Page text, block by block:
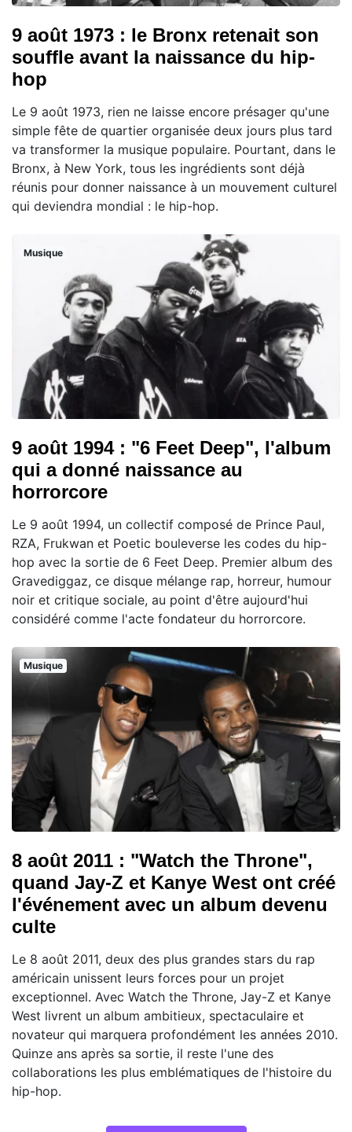
9 août 1973 : le Bronx retenait son
souffle avant la naissance du hip-
hop
Le 9 août 1973, rien ne laisse encore présager qu'une
simple fête de quartier organisée deux jours plus tard
va transformer la musique populaire. Pourtant, dans le
Bronx, à New York, tous les ingrédients sont déjà
réunis pour donner naissance à un mouvement culturel
qui deviendra mondial : le hip-hop.
Musique
9 août 1994 : "6 Feet Deep", l'album
qui a donné naissance au
horrorcore
Le 9 août 1994, un collectif composé de Prince Paul,
RZA, Frukwan et Poetic bouleverse les codes du hip-
hop avec la sortie de 6 Feet Deep. Premier album des
Gravediggaz, ce disque mélange rap, horreur, humour
noir et critique sociale, au point d'être aujourd'hui
considéré comme l'acte fondateur du horrorcore.
Musique
8 août 2011 : "Watch the Throne",
quand Jay-Z et Kanye West ont créé
l'événement avec un album devenu
culte
Le 8 août 2011, deux des plus grandes stars du rap
américain unissent leurs forces pour un projet
exceptionnel. Avec Watch the Throne, Jay-Z et Kanye
West livrent un album ambitieux, spectaculaire et
novateur qui marquera profondément les années 2010.
Quinze ans après sa sortie, il reste l'une des
collaborations les plus emblématiques de l'histoire du
hip-hop.